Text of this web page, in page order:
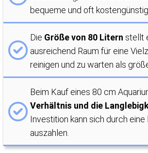
bequeme und oft
Die Größe von 80 Litern stellt
ausreichend Raum für eine
reinigen und zu warten als
Beim Kauf eines 80 cm
Verhältnis und die
Investition kann sich durch
auszahlen.